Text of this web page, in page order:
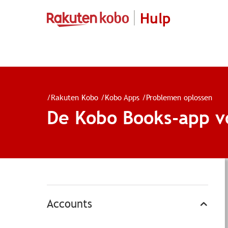
Hulp
/Rakuten Kobo /Kobo Apps /Problemen oplossen
De Kobo Books-app
Accounts